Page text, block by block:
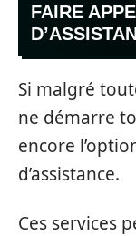
FAIRE
Si malgré
ne démarre
encore
d’assistance.
Ces services